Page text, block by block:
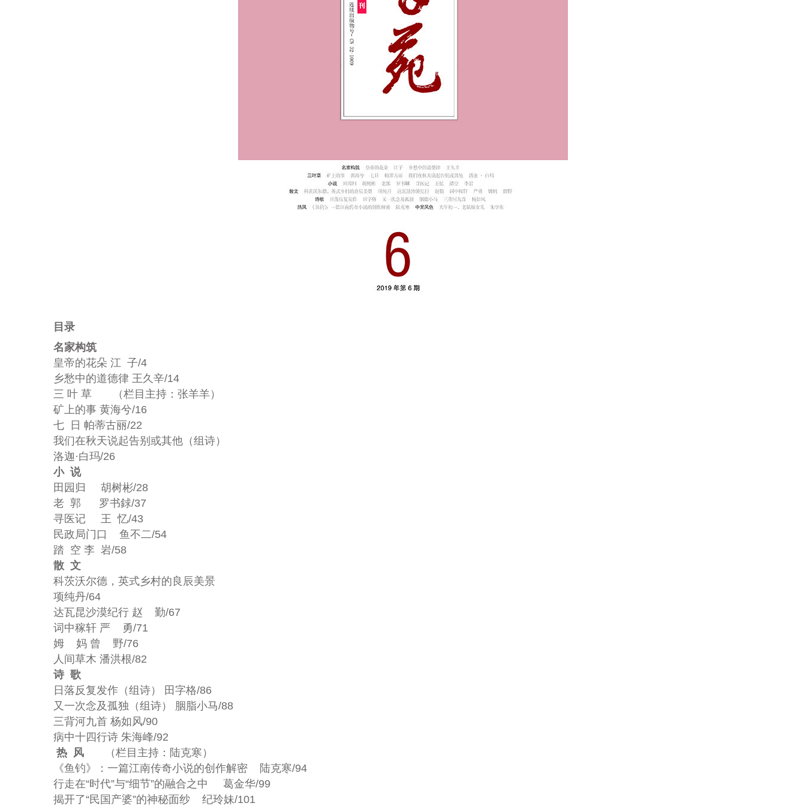
目录
名家构筑
皇帝的花朵 江 子/4
乡愁中的道德律 王久辛/14
三 叶 草 （栏目主持：张羊羊）
矿上的事 黄海兮/16
七 日 帕蒂古丽/22
我们在秋天说起告别或其他（组诗）
洛迦·白玛/26
小 说
田园归 胡树彬/28
老 郭 罗书銶/37
寻医记 王 忆/43
民政局门口 鱼不二/54
踏 空 李 岩/58
散 文
科茨沃尔德，英式乡村的良辰美景
项纯丹/64
达瓦昆沙漠纪行 赵 勤/67
词中稼轩 严 勇/71
姆 妈 曾 野/76
人间草木 潘洪根/82
诗 歌
日落反复发作（组诗） 田字格/86
又一次念及孤独（组诗） 胭脂小马/88
三背河九首 杨如风/90
病中十四行诗 朱海峰/92
热 风（栏目主持：陆克寒）
《鱼钓》：一篇江南传奇小说的创作解密 陆克寒/94
行走在“时代”与“细节”的融合之中 葛金华/99
揭开了“民国产婆”的神秘面纱 纪玲妹/101